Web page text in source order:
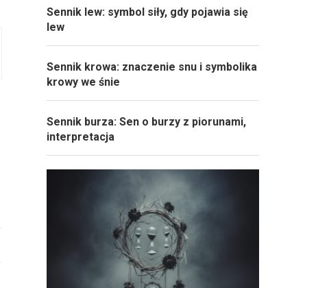
Sennik lew: symbol siły, gdy pojawia się
lew
Sennik krowa: znaczenie snu i symbolika
krowy we śnie
Sennik burza: Sen o burzy z piorunami,
interpretacja